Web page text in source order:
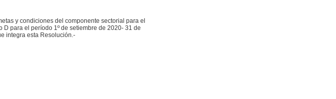
y condiciones del componente sectorial para el
para el período 1º de setiembre de 2020- 31 de
integra esta Resolución.-